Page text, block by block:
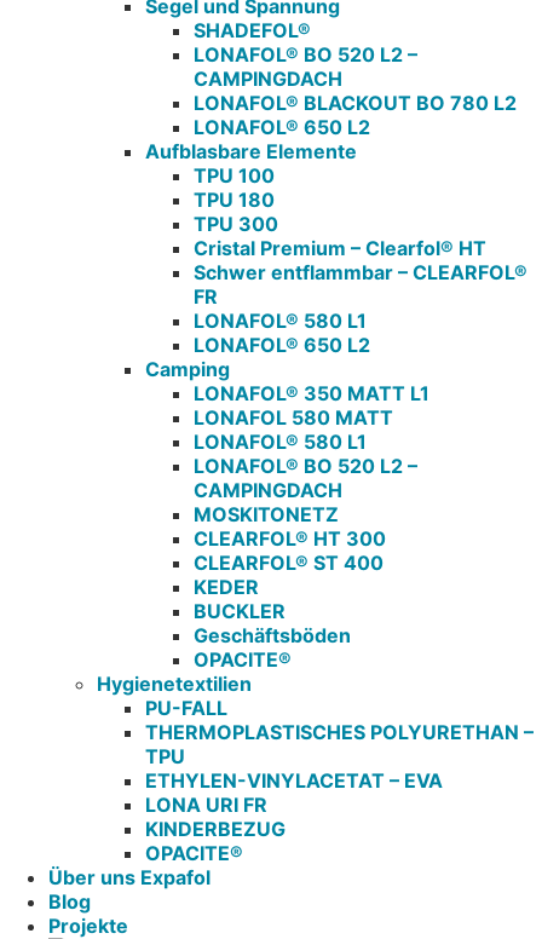
Segel und Spannung
SHADEFOL®
LONAFOL® BO 520 L2 –
CAMPINGDACH
LONAFOL® BLACKOUT BO 780 L2
LONAFOL® 650 L2
Aufblasbare Elemente
TPU 100
TPU 180
TPU 300
Cristal Premium – Clearfol® HT
Schwer entflammbar – CLEARFOL®
FR
LONAFOL® 580 L1
LONAFOL® 650 L2
Camping
LONAFOL® 350 MATT L1
LONAFOL 580 MATT
LONAFOL® 580 L1
LONAFOL® BO 520 L2 –
CAMPINGDACH
MOSKITONETZ
CLEARFOL® HT 300
CLEARFOL® ST 400
KEDER
BUCKLER
Geschäftsböden
OPACITE®
Hygienetextilien
PU-FALL
THERMOPLASTISCHES POLYURETHAN –
TPU
ETHYLEN-VINYLACETAT – EVA
LONA URI FR
KINDERBEZUG
OPACITE®
Über uns Expafol
Blog
Projekte